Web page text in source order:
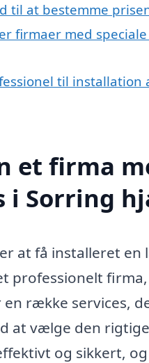
til at bestemme
firmaer med
til
et firma
i Sorring
at få installeret
professionelt
række services,
at vælge den
og sikkert,